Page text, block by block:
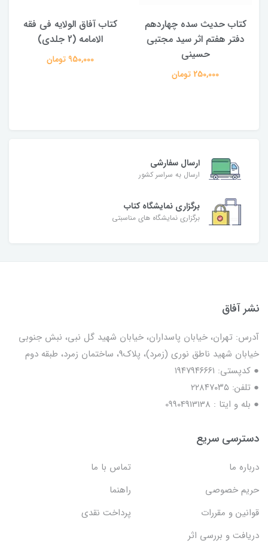
کتاب حدیث سده چهاردهم
دفتر هفتم اثر سید مجتبی
حسینی
250,000 تومان
کتاب آفاق الولایه فی فقه
الامامه (2 جلدی)
950,000 تومان
ارسال سفارشی
ارسال به سراسر کشور
برگزاری نمایشگاه کتاب
برگزاری نمایشگاه های مناسبتی
نشر آفاق
آدرس: تهران، خیابان پاسداران، خیابان شهید گل نبی، نبش جنوبی
خیابان شهید ناطق نوری (زمرد)، پلاک9، ساختمان زمرد، طبقه دوم
● کدپستی: ۱۹۴۷۹۴۶۶۶۱
● تلفن: ٢٢٨۴٧۰۳۵
● بله و ایتا : 09904913138
دسترسی سریع
درباره ما
تماس با ما
حریم خصوصی
راهنما
قوانین و مقررات
پرداخت نقدی
دریافت و بررسی اثر